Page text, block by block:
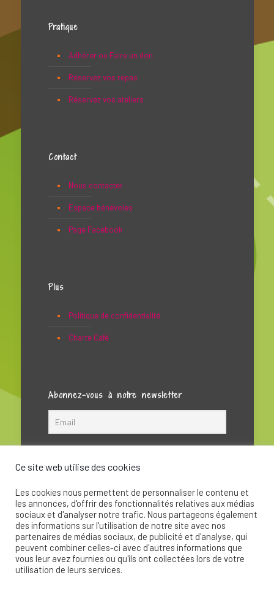
Pratique
Adhérer ou Faire un don
Réservez vos repas
Réservez vos ateliers
Contact
Nous contacter
Espace bénévoles
Page Facebook
Plus
Politique de confidentialité
Charte Café
Abonnez-vous à notre newsletter
© 2020 - La Soupape Association - Création par
Ce site web utilise des cookies
Les cookies nous permettent de personnaliser le contenu et
les annonces, d'offrir des fonctionnalités relatives aux médias
sociaux et d'analyser notre trafic. Nous partageons également
des informations sur l'utilisation de notre site avec nos
partenaires de médias sociaux, de publicité et d'analyse, qui
peuvent combiner celles-ci avec d'autres informations que
vous leur avez fournies ou qu'ils ont collectées lors de votre
utilisation de leurs services.